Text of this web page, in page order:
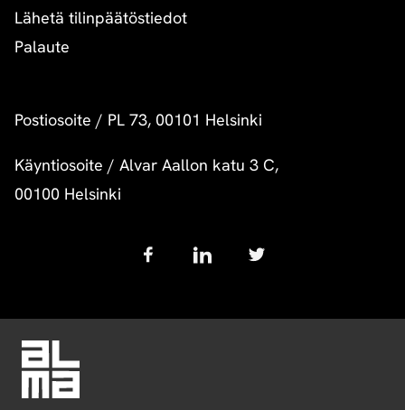
Lähetä tilinpäätöstiedot
Palaute
Postiosoite / PL 73, 00101 Helsinki
Käyntiosoite / Alvar Aallon katu 3 C,
00100 Helsinki